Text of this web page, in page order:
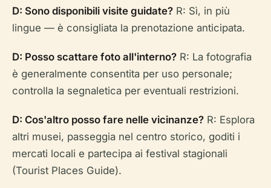
D: Sono disponibili visite guidate? R: Sì, in più
lingue — è consigliata la prenotazione anticipata.
D: Posso scattare foto all'interno? R: La fotografia
è generalmente consentita per uso personale;
controlla la segnaletica per eventuali restrizioni.
D: Cos'altro posso fare nelle vicinanze? R: Esplora
altri musei, passeggia nel centro storico, goditi i
mercati locali e partecipa ai festival stagionali
(Tourist Places Guide).